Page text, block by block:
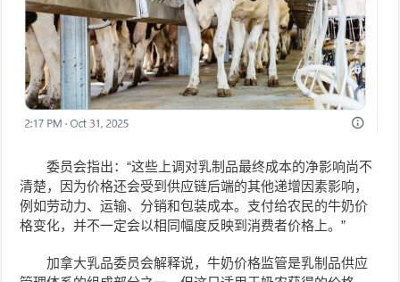
委员会指出：“这些上调对乳制品最终成本的净影响尚不
清楚，因为价格还会受到供应链后端的其他递增因素影响，
例如劳动力、运输、分销和包装成本。支付给农民的牛奶价
格变化，并不一定会以相同幅度反映到消费者价格上。”
加拿大乳品委员会解释说，牛奶价格监管是乳制品供应